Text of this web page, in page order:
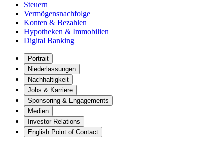
Steuern
Vermögensnachfolge
Konten & Bezahlen
Hypotheken & Immobilien
Digital Banking
Portrait
Niederlassungen
Nachhaltigkeit
Jobs & Karriere
Sponsoring & Engagements
Medien
Investor Relations
English Point of Contact